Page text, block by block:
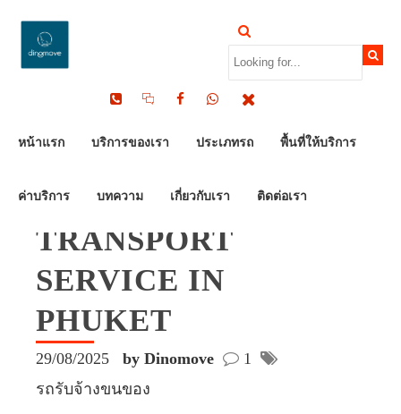
หน้าแรก บริการของเรา ประเภทรถ พื้นที่ให้บริการ
ค่าบริการ บทความ เกี่ยวกับเรา ติดต่อเรา
BIG BIKE
TRANSPORT
SERVICE IN
PHUKET
29/08/2025 by Dinomove
1
รถรับจ้างขนของ